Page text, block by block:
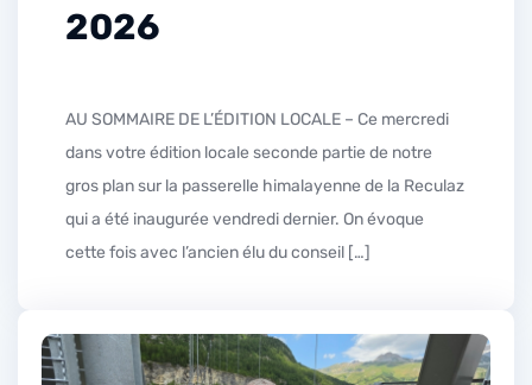
2026
AU SOMMAIRE DE L’ÉDITION LOCALE – Ce mercredi
dans votre édition locale seconde partie de notre
gros plan sur la passerelle himalayenne de la Reculaz
qui a été inaugurée vendredi dernier. On évoque
cette fois avec l’ancien élu du conseil […]